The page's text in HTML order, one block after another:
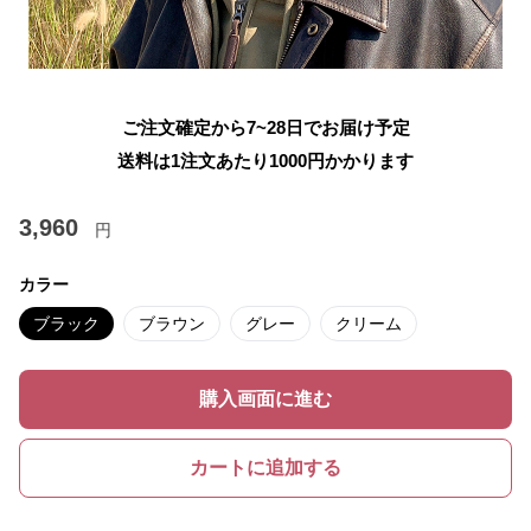
ご注文確定から7~28日でお届け予定
送料は1注文あたり 1000円かかります
3,960 円
カラー
ブラック ブラウン グレー クリーム
購入画面に進む
カートに追加する